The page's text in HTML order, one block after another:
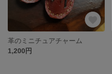
革のミニチュアチャーム
1,200円